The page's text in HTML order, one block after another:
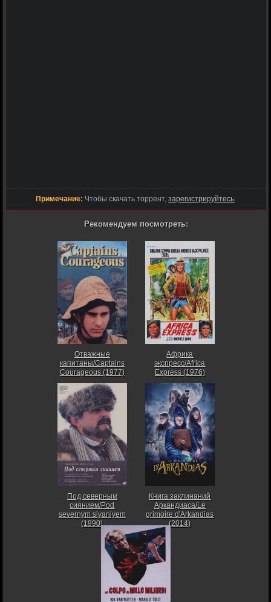
Примечание: Чтобы скачать торрент,зарегистрируйтесь.
Рекомендуем посмотреть:
Отважные
капитаны/Captains
Courageous (1977)
Африка
экспресс/Africa
Express (1976)
Под северным
сиянием/Pod
severnym siyaniyem
(1990)
Книга заклинаний
Аркандиаса/Le
grimoire d'Arkandias
(2014)